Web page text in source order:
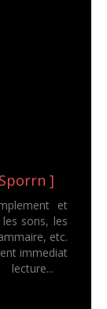
]
et
sons, les
etc.
immediat
lecture...